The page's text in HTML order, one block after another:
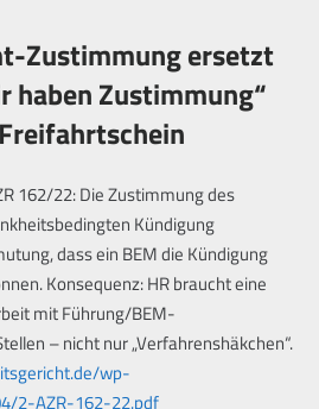
Zustimmung ersetzt
haben Zustimmung“
162/22: Die Zustimmung des
Kündigung
dass ein BEM die Kündigung
Konsequenz: HR braucht eine
mit Führung/BEM-
– nicht nur „Verfahrenshäkchen“.
wp-
2-AZR-162-22.pdf